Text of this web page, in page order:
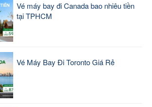
Vé máy bay đi Canada bao nhiêu tiền
tại TPHCM
Vé Máy Bay Đi Toronto Giá Rẻ